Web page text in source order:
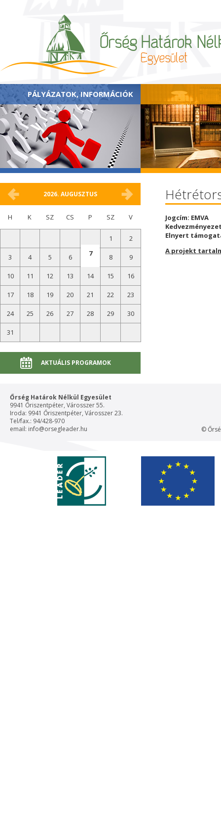
PÁLYÁZATOK, INFORMÁCIÓK
2026. AUGUSZTUS
H K SZ CS P SZ V
1 2
3 4 5 6 7 8 9
10 11 12 13 14 15 16
17 18 19 20 21 22 23
24 25 26 27 28 29 30
31
AKTUÁLIS PROGRAMOK
Jogcím: EMVA
Elnyert
A projekt
Őrség Határok Nélkül Egyesület
9941 Őriszentpéter, Városszer 55.
Iroda: 9941 Őriszentpéter, Városszer 23.
Tel/fax.: 94/428-970
email: info@orsegleader.hu ©